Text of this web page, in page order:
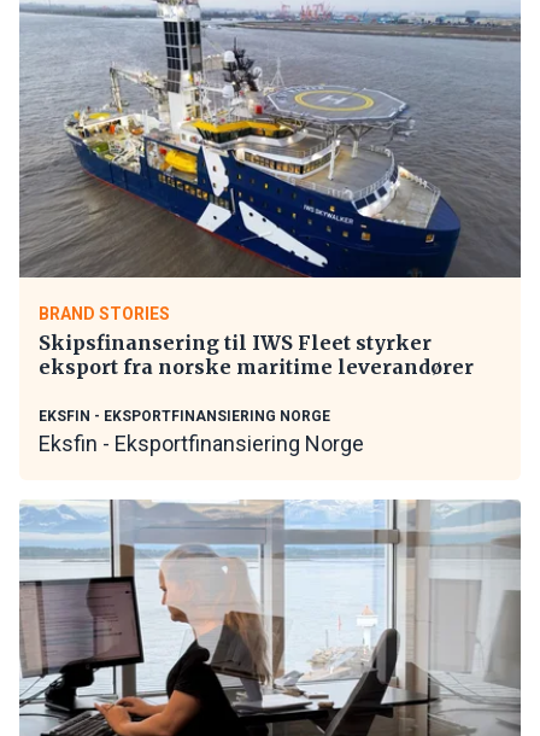
BRAND STORIES
Skipsfinansering til IWS Fleet styrker
eksport fra norske maritime leverandører
EKSFIN - EKSPORTFINANSIERING NORGE
Eksfin - Eksportfinansiering Norge